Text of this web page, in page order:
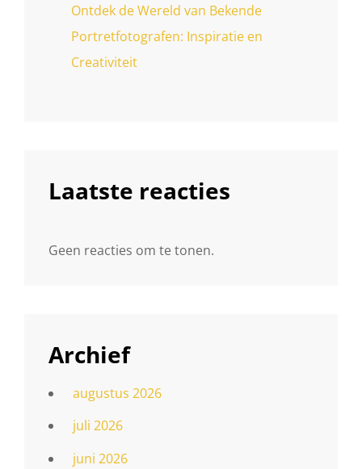
Ontdek de Wereld van Bekende
Portretfotografen: Inspiratie en
Creativiteit
Laatste reacties
Geen reacties om te tonen.
Archief
augustus 2026
juli 2026
juni 2026